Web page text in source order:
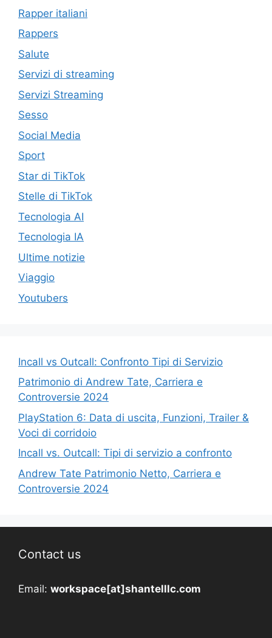
Rapper italiani
Rappers
Salute
Servizi di streaming
Servizi Streaming
Sesso
Social Media
Sport
Star di TikTok
Stelle di TikTok
Tecnologia AI
Tecnologia IA
Ultime notizie
Viaggio
Youtubers
Incall vs Outcall: Confronto Tipi di Servizio
Patrimonio di Andrew Tate, Carriera e
Controversie 2024
PlayStation 6: Data di uscita, Funzioni, Trailer &
Voci di corridoio
Incall vs. Outcall: Tipi di servizio a confronto
Andrew Tate Patrimonio Netto, Carriera e
Controversie 2024
Contact us
Email: workspace[at]shantelllc.com